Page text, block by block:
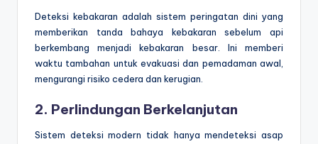
Deteksi kebakaran adalah sistem peringatan dini yang
memberikan tanda bahaya kebakaran sebelum api
berkembang menjadi kebakaran besar. Ini memberi
waktu tambahan untuk evakuasi dan pemadaman awal,
mengurangi risiko cedera dan kerugian.
2. Perlindungan Berkelanjutan
Sistem deteksi modern tidak hanya mendeteksi asap